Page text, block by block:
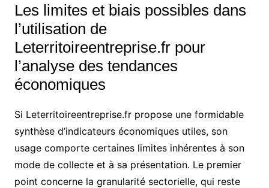
Les limites et biais possibles dans
l’utilisation de
Leterritoireentreprise.fr pour
l’analyse des tendances
économiques
Si Leterritoireentreprise.fr propose une formidable
synthèse d’indicateurs économiques utiles, son
usage comporte certaines limites inhérentes à son
mode de collecte et à sa présentation. Le premier
point concerne la granularité sectorielle, qui reste